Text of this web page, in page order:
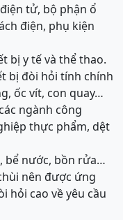
tử, bộ phận ổ
điện, phụ kiện
bị y tế và thể thao.
bị đòi hỏi tính chính
ốc vít, con quay…
ngành công
thực phẩm, dệt
bể nước, bồn rửa…
nên được ứng
hỏi cao về yêu cầu